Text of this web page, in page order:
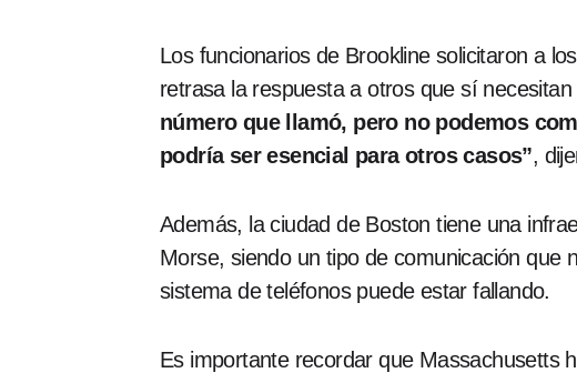
Los funcionarios de Brookline solicitaron a
retrasa la respuesta a otros que sí necesitan
número que llamó, pero no podemos
podría ser esencial para otros casos”,
Además, la ciudad de Boston tiene una
Morse, siendo un tipo de comunicación que
sistema de teléfonos puede estar fallando.
Es importante recordar que Massachusetts